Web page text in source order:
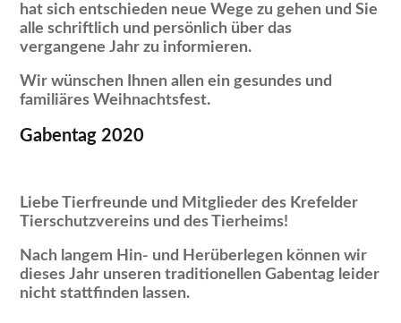
hat sich entschieden neue Wege zu gehen und Sie
alle schriftlich und persönlich über das
vergangene Jahr zu informieren.
Wir wünschen Ihnen allen ein gesundes und
familiäres Weihnachtsfest.
Gabentag 2020
Liebe Tierfreunde und Mitglieder des Krefelder
Tierschutzvereins und des Tierheims!
Nach langem Hin- und Herüberlegen können wir
dieses Jahr unseren traditionellen Gabentag leider
nicht stattfinden lassen.